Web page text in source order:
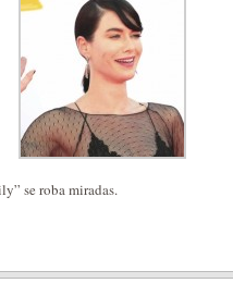
se roba miradas.